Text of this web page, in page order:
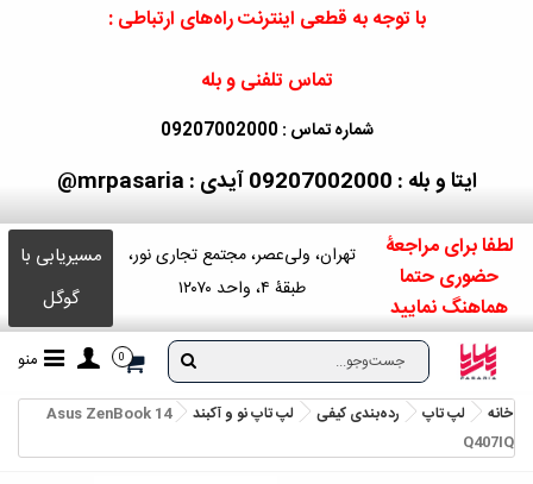
با توجه به قطعی اینترنت راه‌های ارتباطی :
تماس تلفنی و بله
شماره تماس : 09207002000
ایتا و بله : 09207002000 آیدی : mrpasaria@
لطفا برای مراجعۀ
حضوری حتما
هماهنگ نمایید
تهران، ولی‌عصر، مجتمع تجاری نور،
طبقۀ ۴، واحد ۱۲۰۷۰
مسیریابی با
گوگل
0 منو
خانه لپ تاپ رده‌بندی کیفی لپ‌ تاپ نو و آکبند
Asus ZenBook 14
Q407IQ